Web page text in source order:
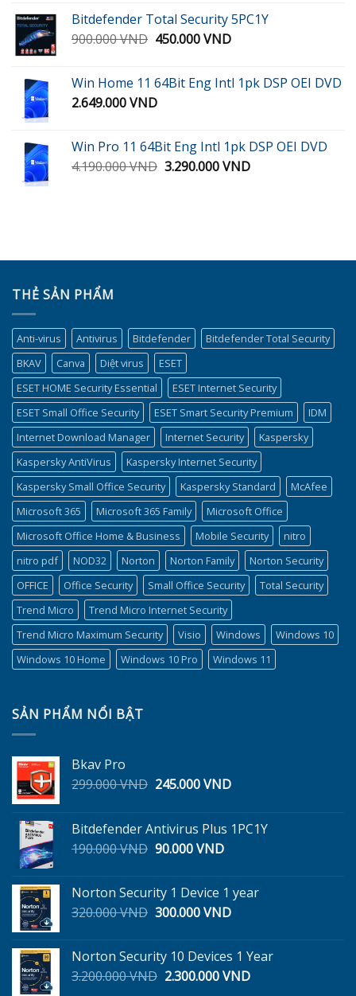
là:
2.990.000 VND.
tại
Bitdefender Total Security 5PC1Y
900.000VND Giá
900.000 VND.
450.000VNDGiá
là:
Win Home 11 64Bit Eng Intl 1pk DSP OEI DVD
2.649.000VND
Win Pro 11 64Bit Eng Intl 1pk DSP OEI DVD
4.190.000VND Giá
3.290.000VNDGiá
THẺ SẢN PHẨM
Anti-virus Antivirus Bitdefender
Bitdefender Total Security
BKAV
Canva Diệt virus
ESET
ESET HOME Security Essential
ESET Internet Security
ESET Small Office Security
ESET Smart Security Premium
IDM
Internet Download Manager
Internet Security
Kaspersky
Kaspersky AntiVirus
Kaspersky Internet Security
Kaspersky Small Office Security
Kaspersky Standard
McAfee
Microsoft 365
Microsoft 365 Family
Microsoft Office
Microsoft Office Home & Business
Mobile Security
nitro
nitro pdf
NOD32 Norton Norton Family
Norton Security
OFFICE
Office Security Small Office Security
Total Security
Trend Micro
Trend Micro Internet Security
Trend Micro Maximum Security
Visio Windows
Windows 10
Windows 10 Home
Windows 10 Pro Windows 11
SẢN PHẨM NỔI BẬT
Bkav Pro
299.000VND Giá
299.000 VND.
245.000VNDGiá
là:
Bitdefender Antivirus Plus 1PC1Y
190.000VND Giá
190.000 VND.
90.000VNDGiá
là:
90.000 VND.
Norton Security 1 Device 1 year
320.000VND Giá
320.000 VND.
300.000VNDGiá
là:
300.000 VND.
Norton Security 10 Devices 1 Year
3.200.000VND Giá
2.300.000VNDGiá